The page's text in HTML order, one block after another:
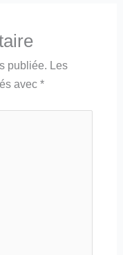
publiée. Les
avec *